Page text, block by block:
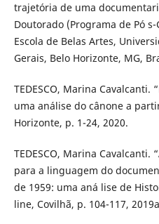
trajetória de uma
Doutorado (Programa de Pó
Escola de Belas Artes,
Gerais, Belo Horizonte, MG,
TEDESCO, Marina Cavalcanti.
uma análise do cânone a
Horizonte, p. 1-24, 2020.
TEDESCO, Marina Cavalcanti.
para a linguagem do
de 1959: uma aná lise de
line, Covilhã, p. 104-117,